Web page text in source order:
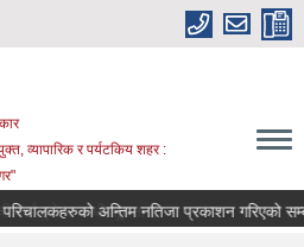
व्यापारिक र पर्यटकिय शहर :
वास प्राविधिक र सामाजिक परिचालकहरुको अन्तिम नतिजा प्रकाशन